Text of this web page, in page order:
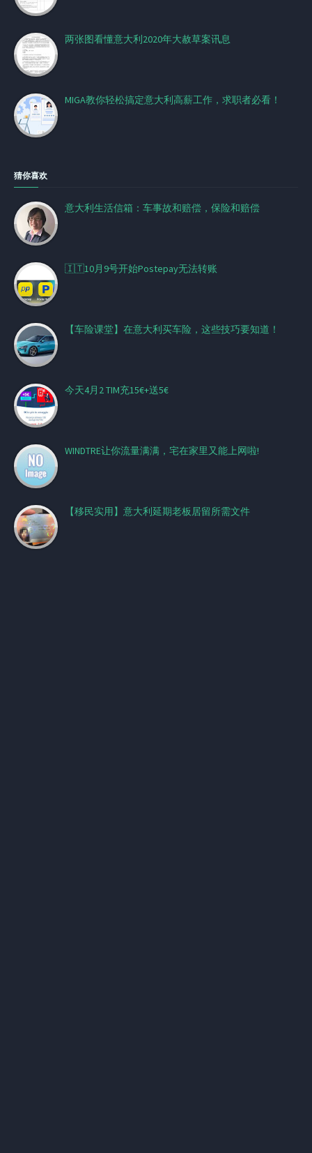
两张图看懂意大利2020年大赦草案讯息
MIGA教你轻松搞定意大利高薪工作，求职者必看！
猜你喜欢
意大利生活信箱：车事故和赔偿，保险和赔偿
🇮🇹10月9号开始Postepay无法转账
【车险课堂】在意大利买车险，这些技巧要知道！
今天4月2 TIM充15€+送5€
WINDTRE让你流量满满，宅在家里又能上网啦!
【移民实用】意大利延期老板居留所需文件